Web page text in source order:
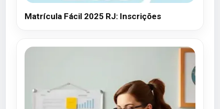
Matrícula Fácil 2025 RJ: Inscrições